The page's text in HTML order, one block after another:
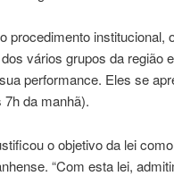
procedimento
vários grupos da
performance. Eles se
7h da manhã).
o objetivo da lei
“Com esta lei,